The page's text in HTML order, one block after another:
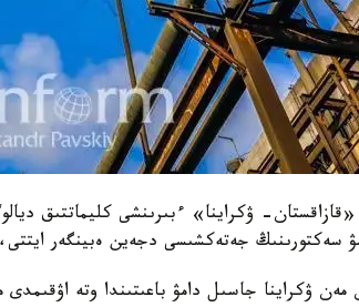
«قازاقستان- ۋكراينا» ءبىرىنشى كليماتتىق
سەكتورىنىڭ جەتەكشىسى دجەين ەبينگەر
مەن ۋكراينا جاسىل دامۋ باعىتىندا وتە